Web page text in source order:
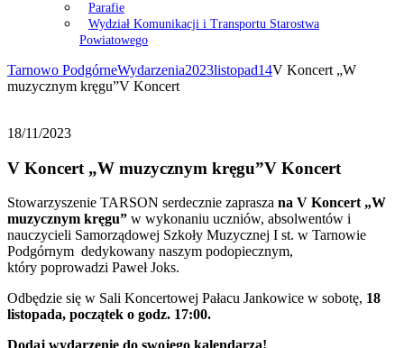
Parafie
Wydział Komunikacji i Transportu Starostwa
Powiatowego
Tarnowo PodgórneWydarzenia2023listopad14V Koncert „W
muzycznym kręgu”V Koncert
18/11/2023
V Koncert „W muzycznym kręgu”V Koncert
Stowarzyszenie TARSON serdecznie zaprasza na V Koncert „W
muzycznym kręgu” w wykonaniu uczniów, absolwentów i
nauczycieli Samorządowej Szkoły Muzycznej I st. w Tarnowie
Podgórnym dedykowany naszym podopiecznym,
który poprowadzi Paweł Joks.
Odbędzie się w Sali Koncertowej Pałacu Jankowice w sobotę, 18
listopada, początek o godz. 17:00.